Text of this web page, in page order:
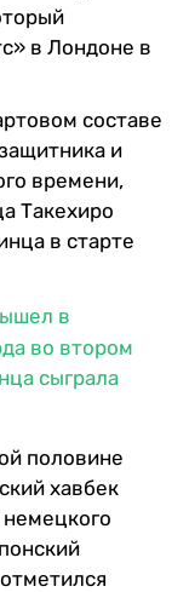
в Лондоне в
составе
и
времени,
Такехиро
в старте
в
во втором
сыграла
половине
хавбек